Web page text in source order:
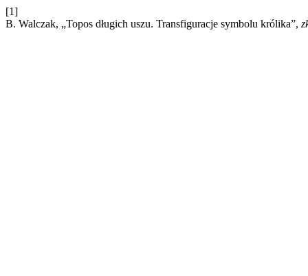
[1]
B. Walczak, „Topos długich uszu. Transfiguracje symbolu królika”,